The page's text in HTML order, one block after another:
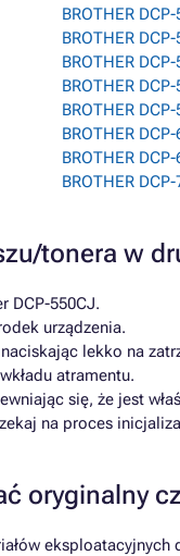
BROTHER
BROTHER
BROTHER
BROTHER
BROTHER
BROTHER
BROTHER
BROTHER
tonera w
DCP-550CJ.
urządzenia.
lekko na
atramentu.
się, że jest
na proces
oryginalny
eksploatacyjnych